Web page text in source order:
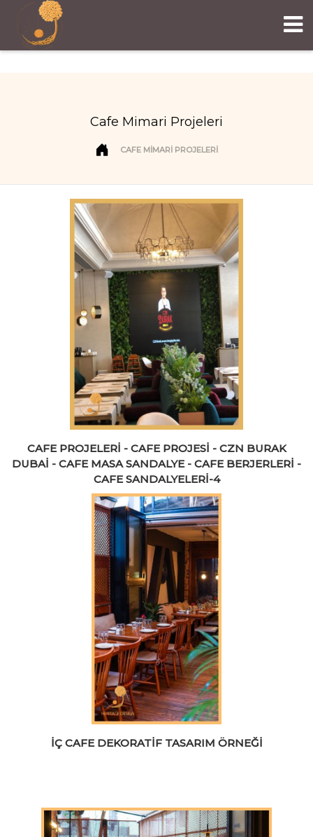
Cafe Mimari Projeleri
CAFE MIMARI PROJELERI
CAFE PROJELERİ - CAFE PROJESİ - CZN BURAK
DUBAİ - CAFE MASA SANDALYE - CAFE BERJERLERİ -
CAFE SANDALYELERİ-4
İÇ CAFE DEKORATIF TASARIM ÖRNEĞI